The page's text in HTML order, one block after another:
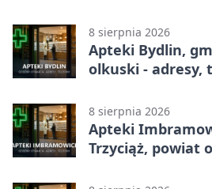
8 sierpnia 2026
Apteki Bydlin,
olkuski - adresy,
8 sierpnia 2026
Apteki
Trzyciąż, powiat